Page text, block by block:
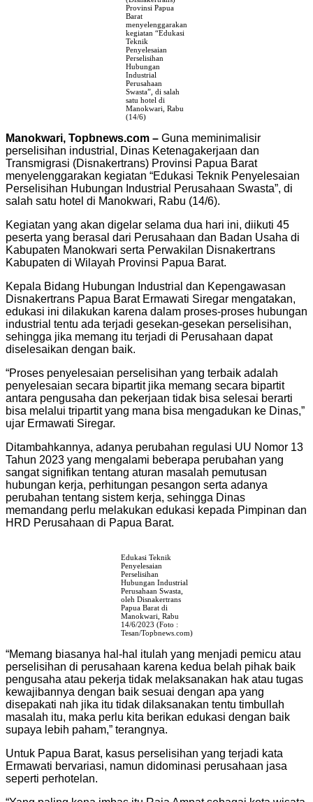
Provinsi Papua
Barat
menyelenggarakan
kegiatan “Edukasi
Teknik
Penyelesaian
Perselisihan
Hubungan
Industrial
Perusahaan
Swasta”, di salah
satu hotel di
Manokwari, Rabu
(14/6)
Manokwari, Topbnews.com – Guna meminimalisir
perselisihan industrial, Dinas Ketenagakerjaan dan
Transmigrasi (Disnakertrans) Provinsi Papua Barat
menyelenggarakan kegiatan “Edukasi Teknik Penyelesaian
Perselisihan Hubungan Industrial Perusahaan Swasta”, di
salah satu hotel di Manokwari, Rabu (14/6).
Kegiatan yang akan digelar selama dua hari ini, diikuti 45
peserta yang berasal dari Perusahaan dan Badan Usaha di
Kabupaten Manokwari serta Perwakilan Disnakertrans
Kabupaten di Wilayah Provinsi Papua Barat.
Kepala Bidang Hubungan Industrial dan Kepengawasan
Disnakertrans Papua Barat Ermawati Siregar mengatakan,
edukasi ini dilakukan karena dalam proses-proses hubungan
industrial tentu ada terjadi gesekan-gesekan perselisihan,
sehingga jika memang itu terjadi di Perusahaan dapat
diselesaikan dengan baik.
“Proses penyelesaian perselisihan yang terbaik adalah
penyelesaian secara bipartit jika memang secara bipartit
antara pengusaha dan pekerjaan tidak bisa selesai berarti
bisa melalui tripartit yang mana bisa mengadukan ke Dinas,”
ujar Ermawati Siregar.
Ditambahkannya, adanya perubahan regulasi UU Nomor 13
Tahun 2023 yang mengalami beberapa perubahan yang
sangat signifikan tentang aturan masalah pemutusan
hubungan kerja, perhitungan pesangon serta adanya
perubahan tentang sistem kerja, sehingga Dinas
memandang perlu melakukan edukasi kepada Pimpinan dan
HRD Perusahaan di Papua Barat.
Edukasi Teknik
Penyelesaian
Perselisihan
Hubungan Industrial
Perusahaan Swasta,
oleh Disnakertrans
Papua Barat di
Manokwari, Rabu
14/6/2023 (Foto :
Tesan/Topbnews.com)
“Memang biasanya hal-hal itulah yang menjadi pemicu atau
perselisihan di perusahaan karena kedua belah pihak baik
pengusaha atau pekerja tidak melaksanakan hak atau tugas
kewajibannya dengan baik sesuai dengan apa yang
disepakati nah jika itu tidak dilaksanakan tentu timbullah
masalah itu, maka perlu kita berikan edukasi dengan baik
supaya lebih paham,” terangnya.
Untuk Papua Barat, kasus perselisihan yang terjadi kata
Ermawati bervariasi, namun didominasi perusahaan jasa
seperti perhotelan.